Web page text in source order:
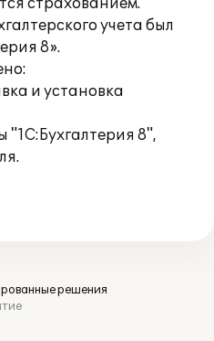
страхованием.
учета был
8».
и установка
"1С:Бухгалтерия 8",
решения